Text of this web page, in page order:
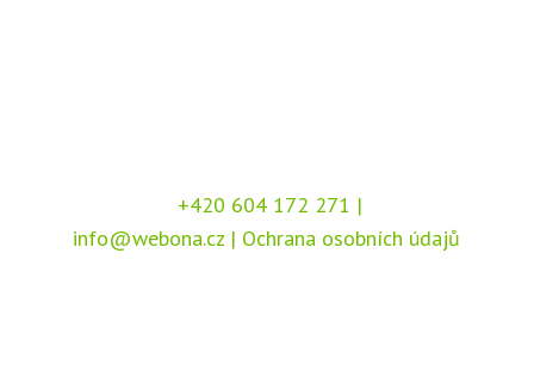
+420 604 172 271 |
info@webona.cz | Ochrana osobních údajů